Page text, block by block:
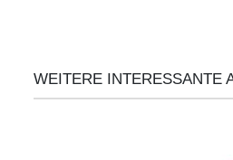
WEITERE INTERESSANTE